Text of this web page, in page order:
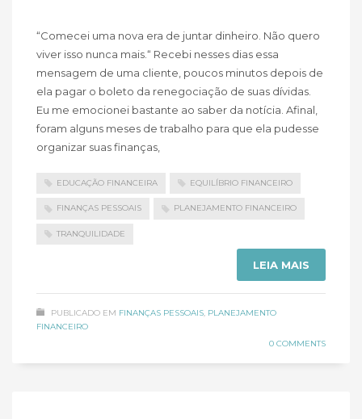
“Comecei uma nova era de juntar dinheiro. Não quero
viver isso nunca mais.“ Recebi nesses dias essa
mensagem de uma cliente, poucos minutos depois de
ela pagar o boleto da renegociação de suas dívidas.
Eu me emocionei bastante ao saber da notícia. Afinal,
foram alguns meses de trabalho para que ela pudesse
organizar suas finanças,
EDUCAÇÃO FINANCEIRA EQUILÍBRIO FINANCEIRO
FINANÇAS PESSOAIS PLANEJAMENTO FINANCEIRO
TRANQUILIDADE
LEIA MAIS
PUBLICADO EM FINANÇAS PESSOAIS, PLANEJAMENTO
FINANCEIRO
0 COMMENTS